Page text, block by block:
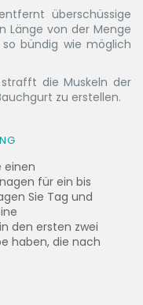
überschüssige
Länge von der Menge
bündig wie möglich
die Muskeln der
zu erstellen.
einen
für ein bis
Sie Tag und
den ersten zwei
haben, die nach